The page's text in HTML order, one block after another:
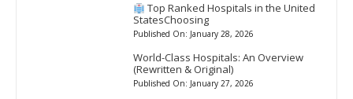
Top Ranked Hospitals in the United
StatesChoosing
Published On: January 28, 2026
World-Class Hospitals: An Overview
(Rewritten & Original)
Published On: January 27, 2026